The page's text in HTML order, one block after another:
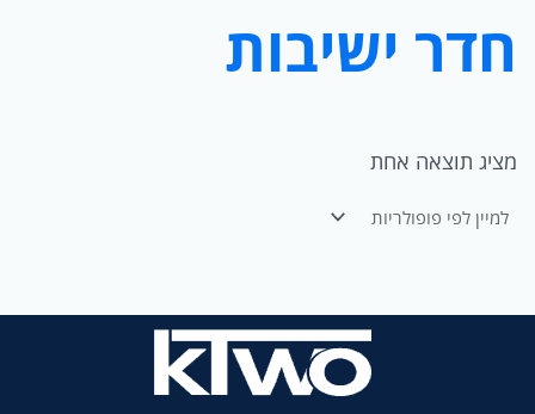
חדר ישיבות
מציג תוצאה אחת